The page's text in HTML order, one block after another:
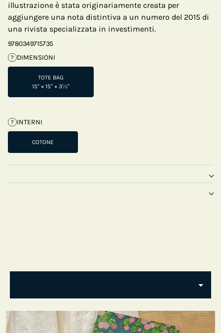
illustrazione è stata originariamente creata per
aggiungere una nota distintiva a un numero del 2015 di
una rivista specializzata in investimenti.
9780349715735
? DIMENSIONI
TOTE BAG
15" × 15" × 3½"
? INTERNI
COTONE